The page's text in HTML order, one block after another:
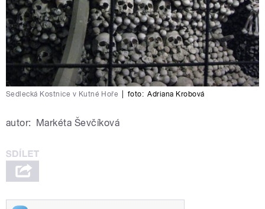
Sedlecká Kostnice v Kutné Hoře foto: Adriana Krobová
autor: Markéta Ševčíková